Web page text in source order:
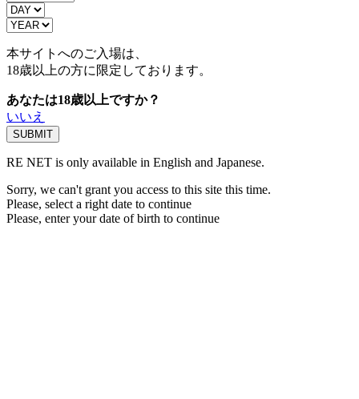
本サイトへのご入場は、
18歳以上の方に限定しております。
あなたは18歳以上ですか？
いいえ
RE NET is only available in English and Japanese.
Sorry, we can't grant you access to this site this time.
Please, select a right date to continue
Please, enter your date of birth to continue